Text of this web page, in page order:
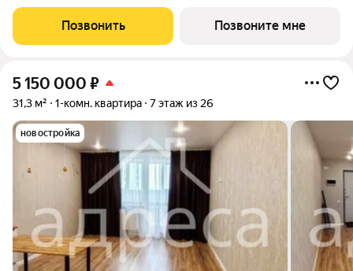
Позвонить Позвоните мне
5 150 000 ₽
31,3 м² 1-комн. квартира 7 этаж из 26
новостройка